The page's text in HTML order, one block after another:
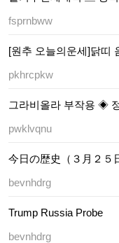
fsprnbww
[원추 오늘의운세]닭띠
pkhrcpkw
그라비올라 부작용 ◈
pwklvqnu
今日の歴史（３月２５
bevnhdrg
Trump Russia Probe
bevnhdrg